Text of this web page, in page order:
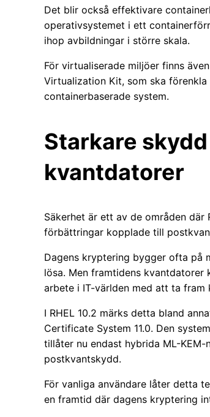
Det blir också effektivare
operativsystemet i ett
ihop avbildningar i större skala.
För virtualiserade miljöer finns
Virtualization Kit, som ska
containerbaserade system.
Starkare
kvantdatorer
Säkerhet är ett av de områden där
förbättringar kopplade till
Dagens kryptering bygger ofta på
lösa. Men framtidens
arbete i IT-världen med att ta
I RHEL 10.2 märks detta bland
Certificate System 11.0. Den
tillåter nu endast hybrida ML-
postkvantskydd.
För vanliga användare låter detta
en framtid där dagens kryptering